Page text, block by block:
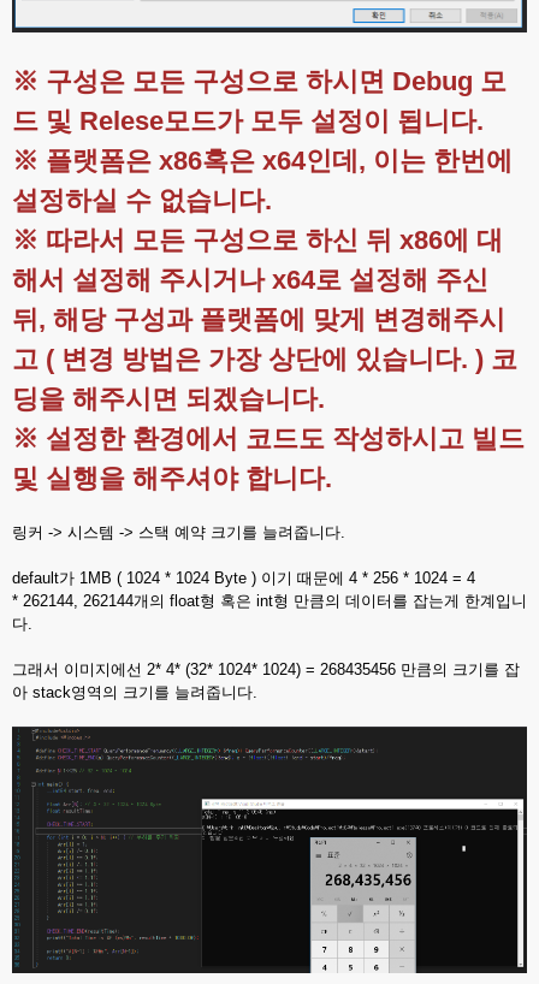
※ 구성은 모든 구성으로 하시면 Debug 모
드 및 Relese모드가 모두 설정이 됩니다.
※ 플랫폼은 x86혹은 x64인데, 이는 한번에
설정하실 수 없습니다.
※ 따라서 모든 구성으로 하신 뒤 x86에 대
해서 설정해 주시거나 x64로 설정해 주신
뒤, 해당 구성과 플랫폼에 맞게 변경해주시
고 ( 변경 방법은 가장 상단에 있습니다. ) 코
딩을 해주시면 되겠습니다.
※ 설정한 환경에서 코드도 작성하시고 빌드
및 실행을 해주셔야 합니다.
링커 -> 시스템 -> 스택 예약 크기를 늘려줍니다.
default가 1MB ( 1024 * 1024 Byte ) 이기 때문에 4 * 256 * 1024 = 4
* 262144, 262144개의 float형 혹은 int형 만큼의 데이터를 잡는게 한계입니
다.
그래서 이미지에선 2* 4* (32* 1024* 1024) = 268435456 만큼의 크기를 잡
아 stack영역의 크기를 늘려줍니다.